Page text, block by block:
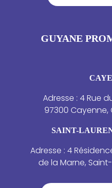
GUYANE
Adresse : 4 Rue
97300
SAINT-
Adresse : 4
de la Marne,